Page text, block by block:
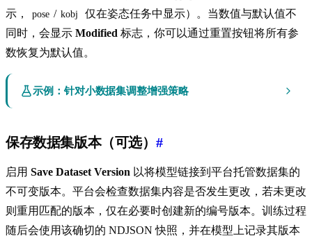
示，
pose / kobj
仅在姿态任务中显示）。当数值与默认值不
同时，会显示 Modified 标志，你可以通过重置按钮将所有参
数恢复为默认值。
示例：针对小数据集调整增强策略
保存数据集版本（可选） #
启用 Save Dataset Version 以将模型链接到平台托管数据集的
不可变版本。平台会检查数据集内容是否发生更改，若未更改
则重用匹配的版本，仅在必要时创建新的编号版本。训练过程
随后会使用该确切的 NDJSON 快照，并在模型上记录其版本